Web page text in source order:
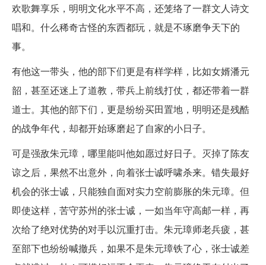
欢歌舞享乐，明明文化水平不高，还笼络了一群文人诗文
唱和。什么稀奇古怪的东西都玩，就是不琢磨争天下的
事。
有他这一带头，他的部下们更是有样学样，比如女婿潘元
韶，甚至还迷上了道教，带兵上前线打仗，都还带着一群
道士。其他的部下们，更是纷纷买田置地，明明还是残酷
的战争年代，却都开始琢磨起了自家的小日子。
可是强敌朱元璋，哪里能叫他如愿过好日子。灭掉了陈友
谅之后，果然不出意外，向着张士诚呼啸杀来。错失最好
机会的张士诚，只能独自面对实力空前膨胀的朱元璋。但
即使这样，苦守苏州的张士诚，一如当年守高邮一样，再
次给了绝对优势的对手以沉重打击。朱元璋师老兵疲，甚
至部下也纷纷喊撤兵，如果不是朱元璋铁了心，张士诚差